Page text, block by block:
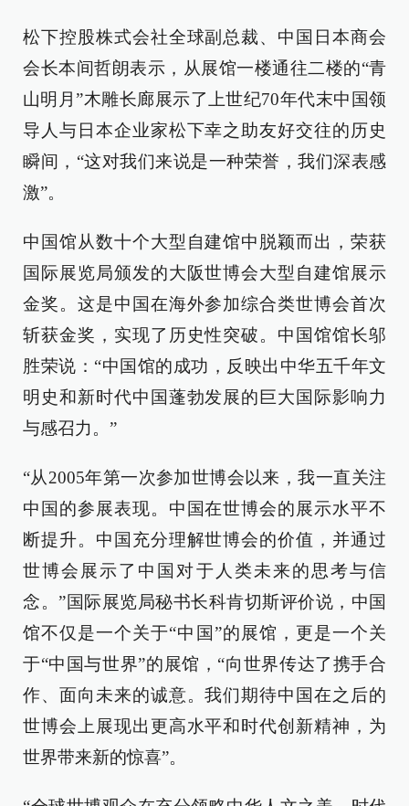
松下控股株式会社全球副总裁、中国日本商会
会长本间哲朗表示，从展馆一楼通往二楼的“青
山明月”木雕长廊展示了上世纪70年代末中国领
导人与日本企业家松下幸之助友好交往的历史
瞬间，“这对我们来说是一种荣誉，我们深表感
激”。
中国馆从数十个大型自建馆中脱颖而出，荣获
国际展览局颁发的大阪世博会大型自建馆展示
金奖。这是中国在海外参加综合类世博会首次
斩获金奖，实现了历史性突破。中国馆馆长邬
胜荣说：“中国馆的成功，反映出中华五千年文
明史和新时代中国蓬勃发展的巨大国际影响力
与感召力。”
“从2005年第一次参加世博会以来，我一直关注
中国的参展表现。中国在世博会的展示水平不
断提升。中国充分理解世博会的价值，并通过
世博会展示了中国对于人类未来的思考与信
念。”国际展览局秘书长科肯切斯评价说，中国
馆不仅是一个关于“中国”的展馆，更是一个关
于“中国与世界”的展馆，“向世界传达了携手合
作、面向未来的诚意。我们期待中国在之后的
世博会上展现出更高水平和时代创新精神，为
世界带来新的惊喜”。